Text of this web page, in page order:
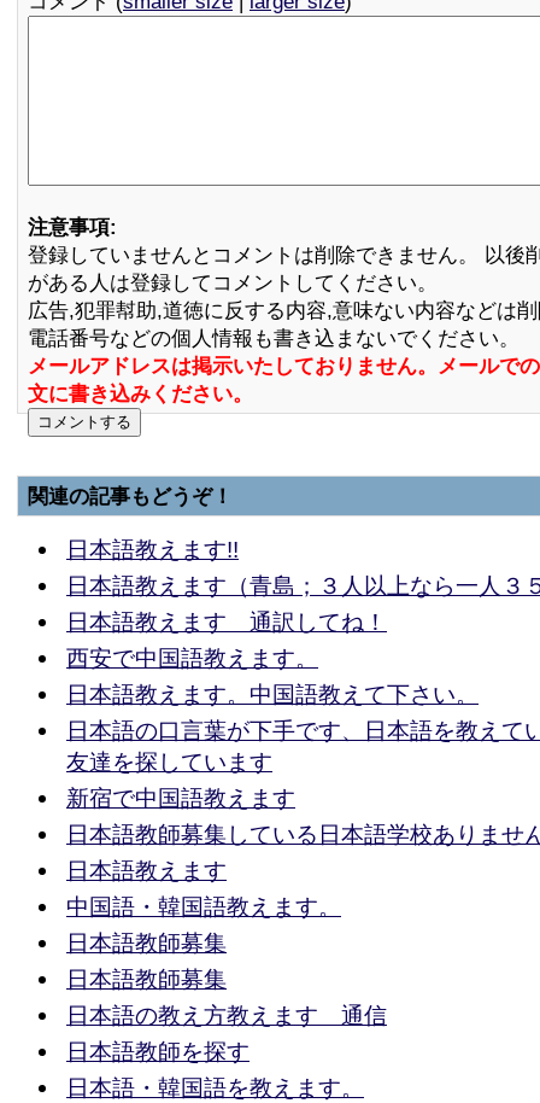
注意事項:
登録していませんとコメントは削除できません。 以後
がある人は登録してコメントしてください。
広告,犯罪幇助,道徳に反する内容,意味ない内容などは
電話番号などの個人情報も書き込まないでください。
メールアドレスは掲示いたしておりません。メールで
文に書き込みください。
関連の記事もどうぞ！
日本語教えます!!
日本語教えます（青島；３人以上なら一人３
日本語教えます 通訳してね！
西安で中国語教えます。
日本語教えます。中国語教えて下さい。
日本語の口言葉が下手です、日本語を教えて
友達を探しています
新宿で中国語教えます
日本語教師募集している日本語学校ありませ
日本語教えます
中国語・韓国語教えます。
日本語教師募集
日本語教師募集
日本語の教え方教えます 通信
日本語教師を探す
日本語・韓国語を教えます。